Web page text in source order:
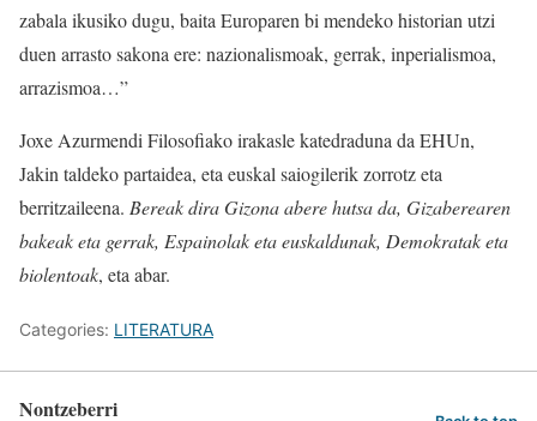
zabala ikusiko dugu, baita Europaren bi mendeko historian utzi
duen arrasto sakona ere: nazionalismoak, gerrak, inperialismoa,
arrazismoa…”
Joxe Azurmendi Filosofiako irakasle katedraduna da EHUn,
Jakin taldeko partaidea, eta euskal saiogilerik zorrotz eta
berritzaileena. Bereak dira Gizona abere hutsa da, Gizaberearen
bakeak eta gerrak, Espainolak eta euskaldunak, Demokratak eta
biolentoak, eta abar.
Categories: LITERATURA
Nontzeberri